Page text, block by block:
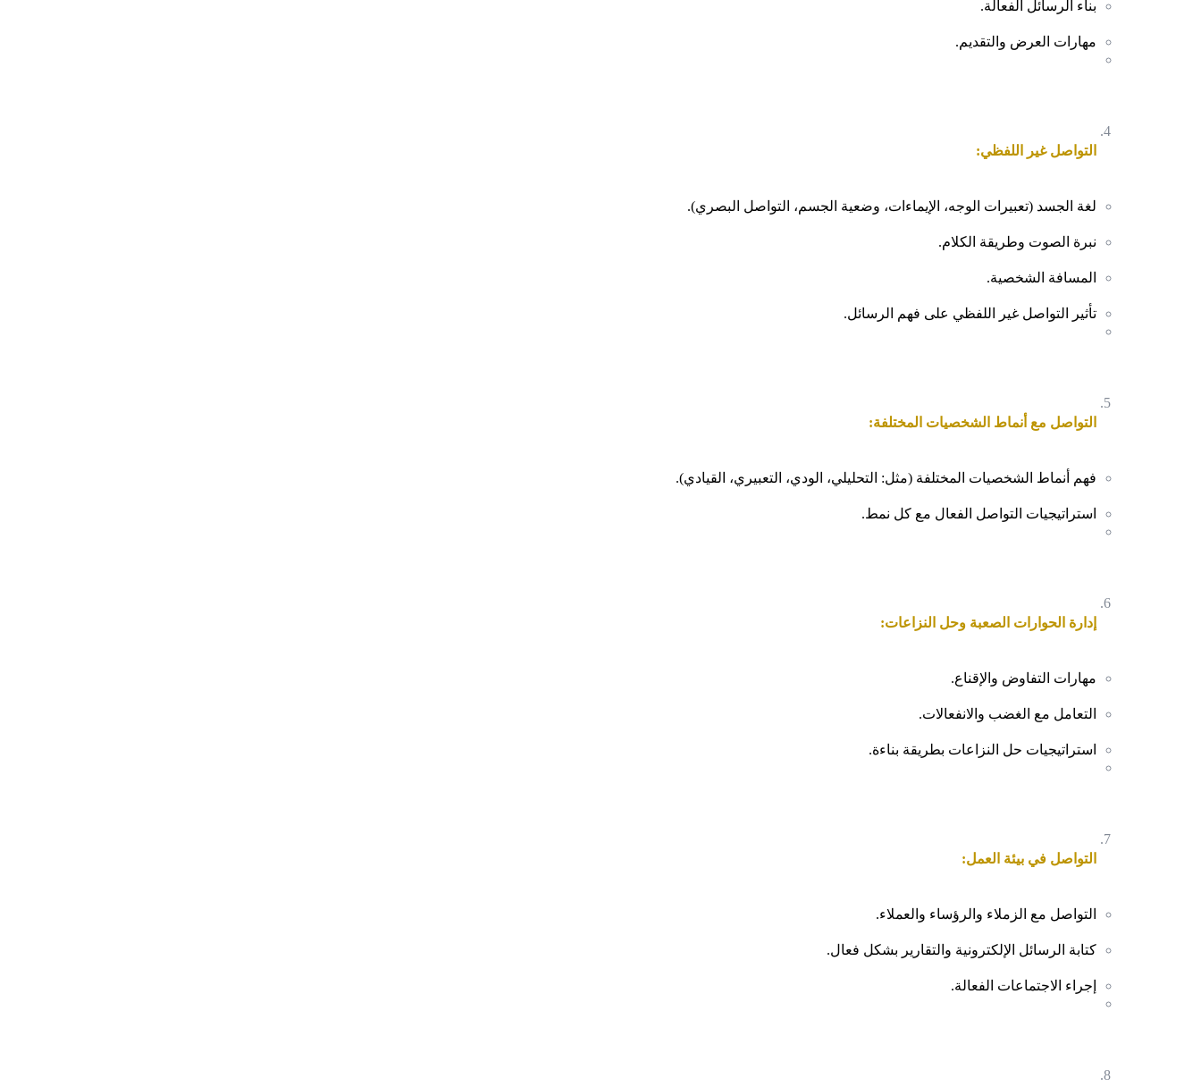
بناء الرسائل الفعالة.
مهارات العرض والتقديم.
التواصل غير اللفظي:
لغة الجسد (تعبيرات الوجه، الإيماءات، وضعية الجسم، التواصل البصري).
نبرة الصوت وطريقة الكلام.
المسافة الشخصية.
تأثير التواصل غير اللفظي على فهم الرسائل.
التواصل مع أنماط الشخصيات المختلفة:
فهم أنماط الشخصيات المختلفة (مثل: التحليلي، الودي، التعبيري، القيادي).
استراتيجيات التواصل الفعال مع كل نمط.
إدارة الحوارات الصعبة وحل النزاعات:
مهارات التفاوض والإقناع.
التعامل مع الغضب والانفعالات.
استراتيجيات حل النزاعات بطريقة بناءة.
التواصل في بيئة العمل:
التواصل مع الزملاء والرؤساء والعملاء.
كتابة الرسائل الإلكترونية والتقارير بشكل فعال.
إجراء الاجتماعات الفعالة.